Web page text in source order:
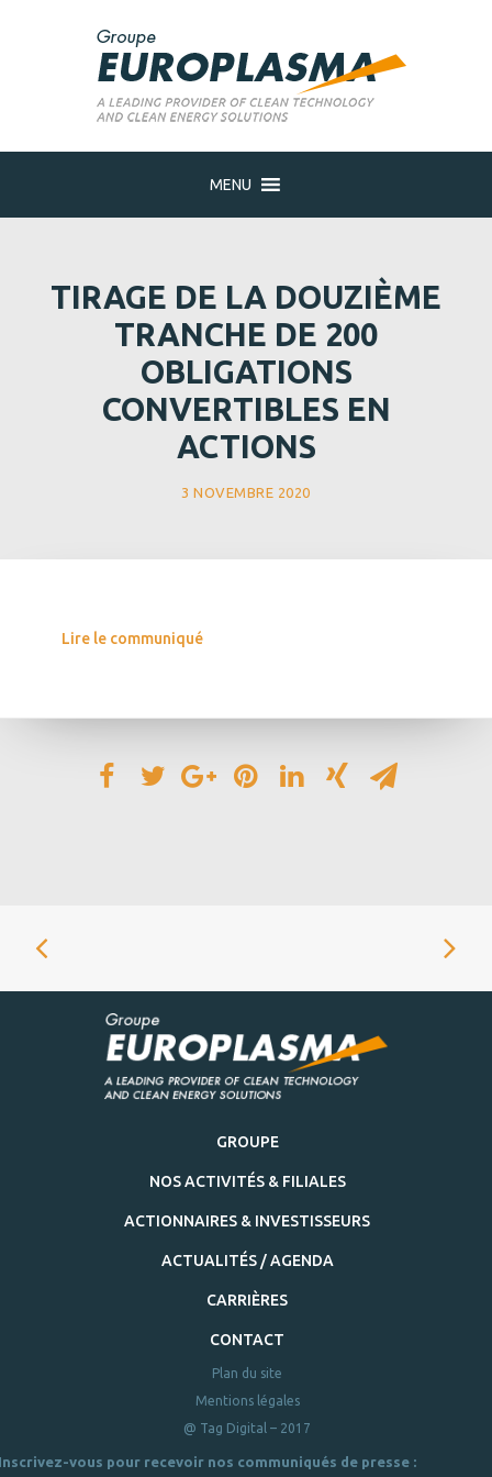
MENU
TIRAGE DE LA DOUZIÈME
TRANCHE DE 200
OBLIGATIONS
CONVERTIBLES EN
ACTIONS
3 NOVEMBRE 2020
Lire le communiqué
GROUPE
NOS ACTIVITÉS & FILIALES
ACTIONNAIRES & INVESTISSEURS
ACTUALITÉS / AGENDA
CARRIÈRES
CONTACT
Plan du site
Mentions légales
@ Tag Digital – 2017
vous pour recevoir nos communiqués de presse :